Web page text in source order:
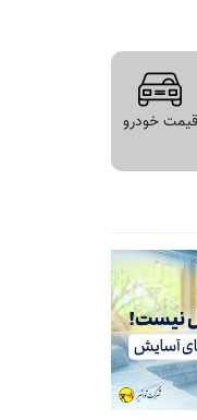
قیمت خودرو